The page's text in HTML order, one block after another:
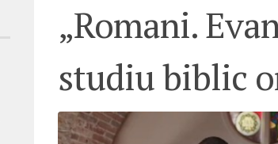
„Romani.
studiu biblic